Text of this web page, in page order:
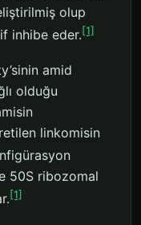
olup
inhibe eder.[1]
amid
olduğu
linkomisin
50S ribozomal
[1]